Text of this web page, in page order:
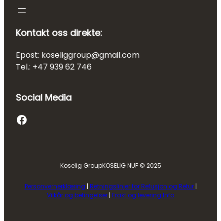
Kontakt oss direkte:
Epost: koseliggroup@gmail.com
Tel.: +47 939 62 746
Social Media
Facebook
Koselig GroupKOSELIG NUF © 2025
Personvernerklæring | Retningslinjer for Refusjon og Retur |
Vilkår og betingelser | Frakt og levering Info